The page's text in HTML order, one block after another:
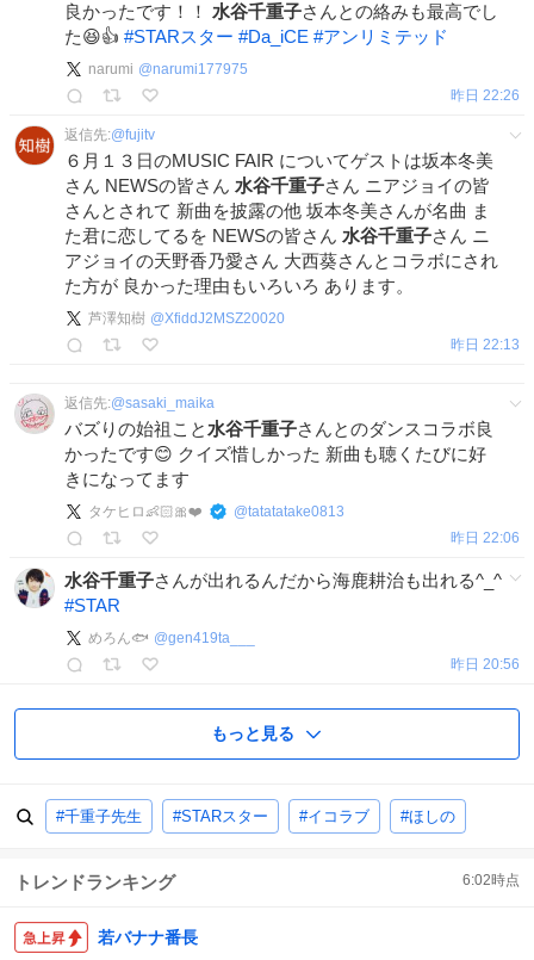
良かったです！！ 水谷千重子さんとの絡みも最高でし
た😆👍 #STARスター #Da_iCE #アンリミテッド
narumi @narumi177975
昨日 22:26
返信先:@fujitv
６月１３日のMUSIC FAIR についてゲストは坂本冬美
さん NEWSの皆さん 水谷千重子さん ニアジョイの皆
さんとされて 新曲を披露の他 坂本冬美さんが名曲 ま
た君に恋してるを NEWSの皆さん 水谷千重子さん ニ
アジョイの天野香乃愛さん 大西葵さんとコラボにされ
た方が 良かった理由もいろいろ あります。
芦澤知樹 @XfiddJ2MSZ20020
昨日 22:13
返信先:@sasaki_maika
バズりの始祖こと 水谷千重子さんとのダンスコラボ良
かったです😊 クイズ惜しかった 新曲も聴くたびに好
きになってます
タケヒロ👶🏻🎀❤️ @tatatatake0813
昨日 22:06
水谷千重子さんが出れるんだから海鹿耕治も出れる^_^
#STAR
めろん🐟 @gen419ta___
昨日 20:56
もっと見る
#千重子先生 #STARスター #イコラブ #ほしの
トレンドランキング 6:02時点
若バナナ番長